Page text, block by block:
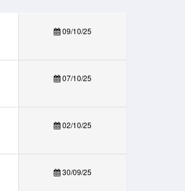
09/10/25
07/10/25
02/10/25
30/09/25